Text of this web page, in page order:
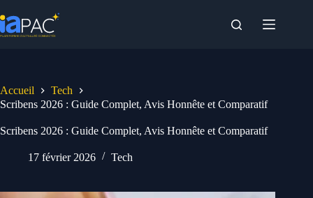
au
contenu
Accueil
Tech
Scribens 2026 : Guide Complet, Avis Honnête et Comparatif
Scribens 2026 : Guide Complet, Avis Honnête et Comparatif
17 février 2026 Tech